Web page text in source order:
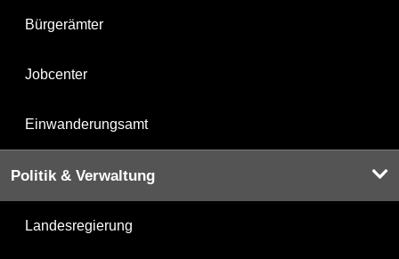
Bürgerämter
Jobcenter
Einwanderungsamt
Politik & Verwaltung
Landesregierung